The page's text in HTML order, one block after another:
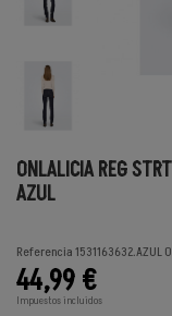
ONLALICIA REG
AZUL
Referencia1531163632.AZUL
44,99 €
Impuestos incluidos